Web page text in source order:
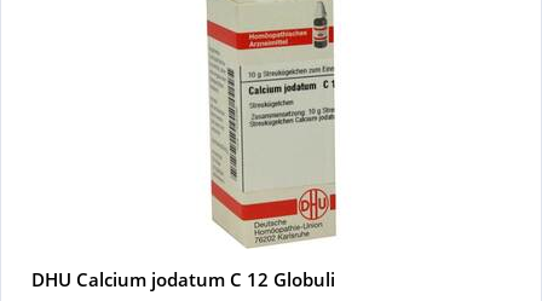
DHU Calcium jodatum C 12 Globuli